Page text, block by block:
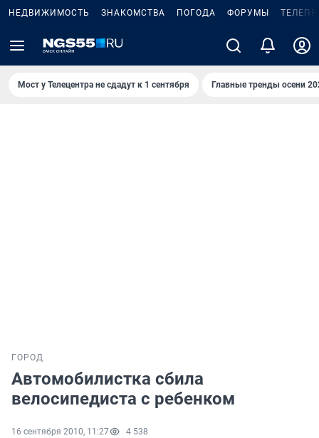
НЕДВИЖИМОСТЬ ЗНАКОМСТВА ПОГОДА ФОРУМЫ
Мост у Телецентра не сдадут к 1 сентября Главные тренды осени
ГОРОД
Автомобилистка сбила
велосипедиста с ребенком
16 сентября 2010, 11:27 4 538